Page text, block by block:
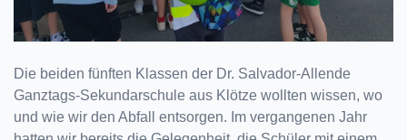
Die beiden fünften Klassen der Dr. Salvador-Allende
Ganztags-Sekundarschule aus Klötze wollten wissen, wo
und wie wir den Abfall entsorgen. Im vergangenen Jahr